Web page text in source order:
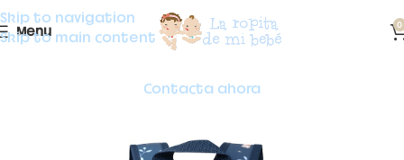
Skip to navigation
Skip to main content
Menu 0
Contacta ahora